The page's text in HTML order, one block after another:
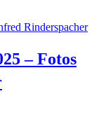
– Fotos